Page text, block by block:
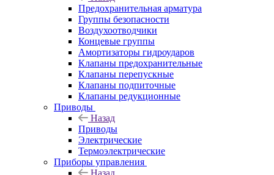
Предохранительная арматура
Группы безопасности
Воздухоотводчики
Концевые группы
Амортизаторы гидроударов
Клапаны предохранительные
Клапаны перепускные
Клапаны подпиточные
Клапаны редукционные
Приводы
Назад
Приводы
Электрические
Термоэлектрические
Приборы управления
Назад